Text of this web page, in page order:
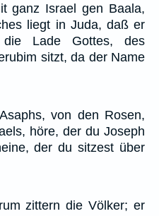
ganz Israel gen Baala,
liegt in Juda, daß er
Lade Gottes, des
sitzt, da der Name
von den Rosen,
höre, der du Joseph
der du sitzest über
zittern die Völker; er